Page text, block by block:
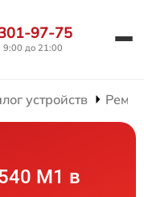
97-75
9:00 до 21:00
устройств
M1 в